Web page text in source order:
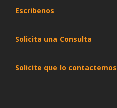
Escribenos
Solicita una Consulta
Solicite que lo contactemos